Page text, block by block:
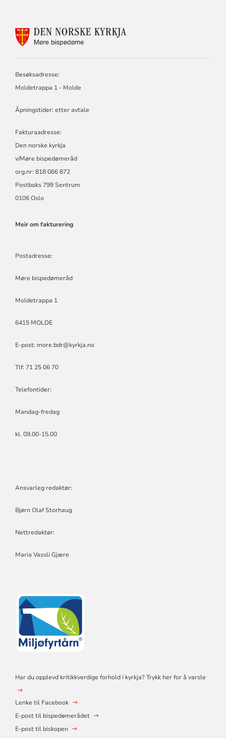
KONTAKTINFORMASJON
Besøksadresse:
Moldetrappa 1 - Molde
Åpningstider: etter avtale
Fakturaadresse:
Den norske kyrkja
v/Møre bispedømeråd
org.nr: 818 066 872
Postboks 799 Sentrum
0106 Oslo
Meir om fakturering
Postadresse:
Møre bispedømeråd
Moldetrappa 1
6415 MOLDE
E-post: more.bdr@kyrkja.no
Tlf: 71 25 06 70
Telefontider:
Mandag-fredag
kl. 09.00-15.00
Ansvarleg redaktør:
Bjørn Olaf Storhaug
Nettredaktør:
Maria Vassli Gjære
Har du opplevd kritikkverdige forhold i kyrkja? Trykk her for å varsle
Lenke til Facebook
E-post til bispedømerådet
E-post til biskopen